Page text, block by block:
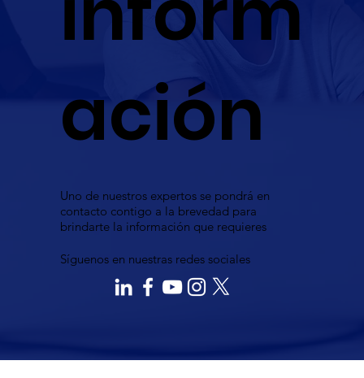
ación
Uno de nuestros expertos se pondrá en
contacto contigo a la brevedad para
brindarte la información que requieres
Síguenos en nuestras redes sociales